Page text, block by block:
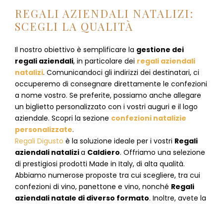
REGALI AZIENDALI NATALIZI:
SCEGLI LA QUALITÀ
Il nostro obiettivo è semplificare la gestione dei
regali aziendali, in particolare dei regali aziendali
natalizi. Comunicandoci gli indirizzi dei destinatari, ci
occuperemo di consegnare direttamente le confezioni
a nome vostro. Se preferite, possiamo anche allegare
un biglietto personalizzato con i vostri auguri e il logo
aziendale. Scopri la sezione confezioni natalizie
personalizzate.
Regali Digusto è la soluzione ideale per i vostri Regali
aziendali natalizia Caldiero. Offriamo una selezione
di prestigiosi prodotti Made in Italy, di alta qualità.
Abbiamo numerose proposte tra cui scegliere, tra cui
confezioni di vino, panettone e vino, nonché Regali
aziendali natale di diverso formato. Inoltre, avete la